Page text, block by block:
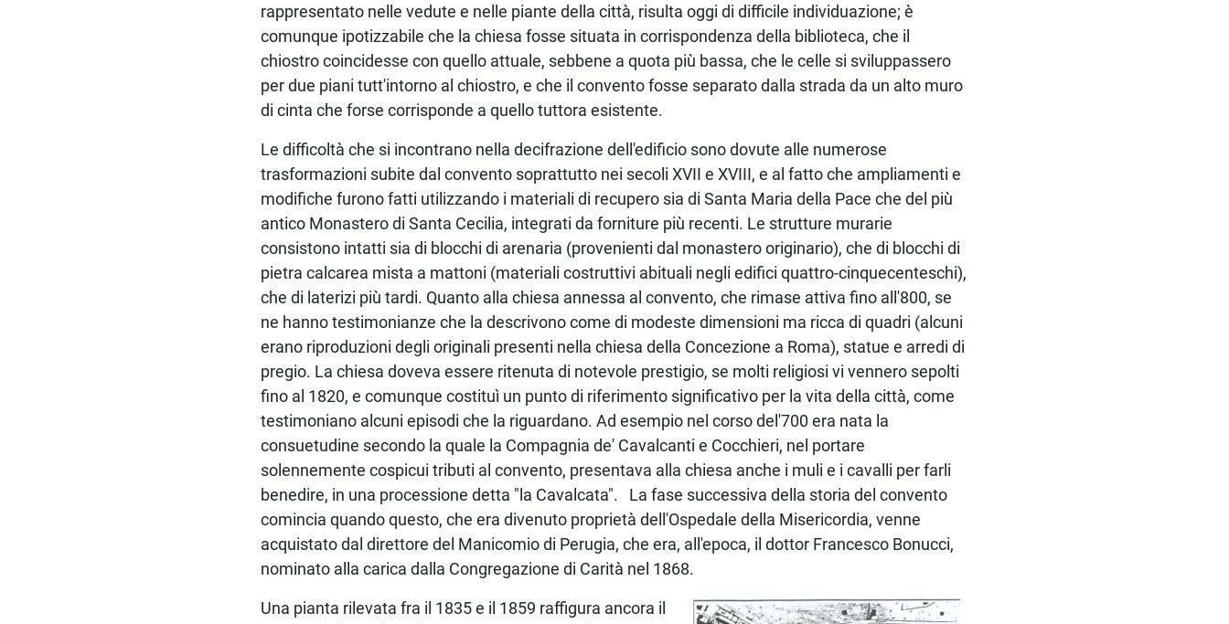
rappresentato nelle vedute e nelle piante della città, risulta oggi di difficile individuazione; è
comunque ipotizzabile che la chiesa fosse situata in corrispondenza della biblioteca, che il
chiostro coincidesse con quello attuale, sebbene a quota più bassa, che le celle si sviluppassero
per due piani tutt'intorno al chiostro, e che il convento fosse separato dalla strada da un alto muro
di cinta che forse corrisponde a quello tuttora esistente.
Le difficoltà che si incontrano nella decifrazione dell'edificio sono dovute alle numerose
trasformazioni subite dal convento soprattutto nei secoli XVII e XVIII, e al fatto che ampliamenti e
modifiche furono fatti utilizzando i materiali di recupero sia di Santa Maria della Pace che del più
antico Monastero di Santa Cecilia, integrati da forniture più recenti. Le strutture murarie
consistono intatti sia di blocchi di arenaria (provenienti dal monastero originario), che di blocchi di
pietra calcarea mista a mattoni (materiali costruttivi abituali negli edifici quattro-cinquecenteschi),
che di laterizi più tardi. Quanto alla chiesa annessa al convento, che rimase attiva fino all'800, se
ne hanno testimonianze che la descrivono come di modeste dimensioni ma ricca di quadri (alcuni
erano riproduzioni degli originali presenti nella chiesa della Concezione a Roma), statue e arredi di
pregio. La chiesa doveva essere ritenuta di notevole prestigio, se molti religiosi vi vennero sepolti
fino al 1820, e comunque costituì un punto di riferimento significativo per la vita della città, come
testimoniano alcuni episodi che la riguardano. Ad esempio nel corso del'700 era nata la
consuetudine secondo la quale la Compagnia de' Cavalcanti e Cocchieri, nel portare
solennemente cospicui tributi al convento, presentava alla chiesa anche i muli e i cavalli per farli
benedire, in una processione detta "la Cavalcata". La fase successiva della storia del convento
comincia quando questo, che era divenuto proprietà dell'Ospedale della Misericordia, venne
acquistato dal direttore del Manicomio di Perugia, che era, all'epoca, il dottor Francesco Bonucci,
nominato alla carica dalla Congregazione di Carità nel 1868.
Una pianta rilevata fra il 1835 e il 1859 raffigura ancora il